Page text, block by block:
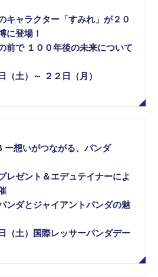
キャラクター「すみれ」が２０
に登場！
前で １００年後の未来について
（土）～ ２２日（月）
ー想いがつながる、パンダ
レゼント＆エデュテイナーによ
ンダとジャイアントパンダの魅
（土）国際レッサーパンダデー